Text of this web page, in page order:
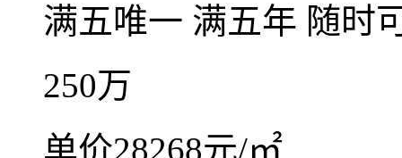
满五唯一 满五年 随时
250万
单价28268元/㎡